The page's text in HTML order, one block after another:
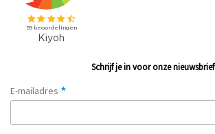
Schrijf je in voor onze
E-mailadres *